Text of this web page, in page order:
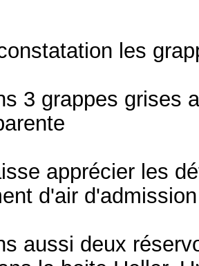
les
3 grappes grises
apprécier les
d'air
aussi deux